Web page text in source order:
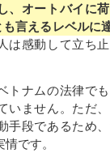
、オートバイに
言えるレベルに
は感動して立ち
トナムの法律で
いません。ただ
手段であるため
です。